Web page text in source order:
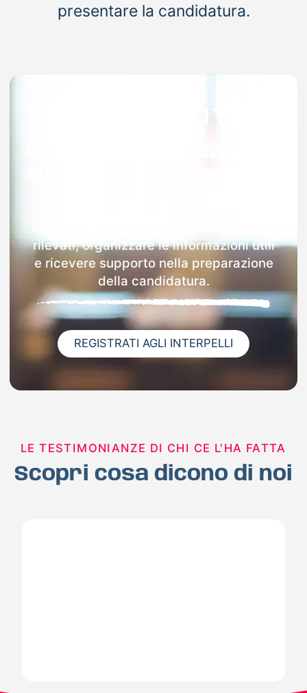
presentare la candidatura.
rilevati, organizzare le informazioni utili
e ricevere supporto nella preparazione
della candidatura.
REGISTRATI AGLI INTERPELLI
LE TESTIMONIANZE DI CHI CE L'HA FATTA
Scopri cosa dicono di noi